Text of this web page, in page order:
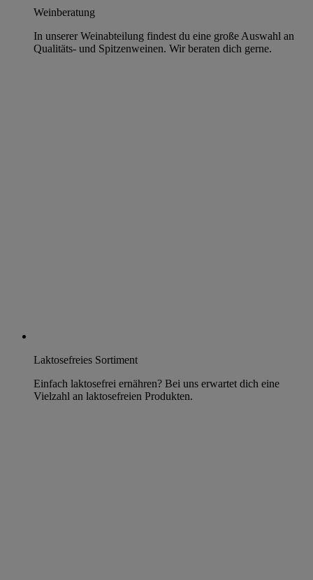
Weinberatung
In unserer Weinabteilung findest du eine große Auswahl an
Qualitäts- und Spitzenweinen. Wir beraten dich gerne.
Laktosefreies Sortiment
Einfach laktosefrei ernähren? Bei uns erwartet dich eine
Vielzahl an laktosefreien Produkten.